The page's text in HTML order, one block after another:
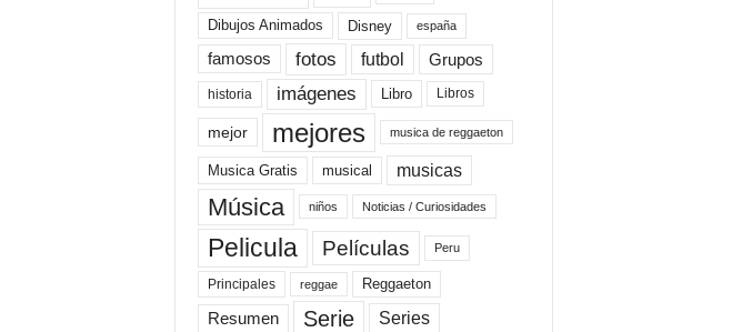
Dibujos Animados Disney españa
famosos fotos futbol Grupos
historia imágenes Libro Libros
mejor mejores musica de reggaeton
Musica Gratis musical musicas
Música niños Noticias / Curiosidades
Pelicula Películas Peru
Principales reggae Reggaeton
Resumen Serie Series